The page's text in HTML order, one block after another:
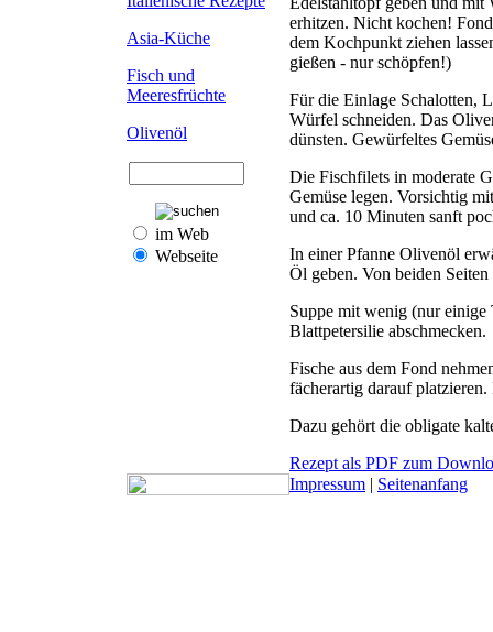
Asia-Küche
Fisch und
Meeresfrüchte
Olivenöl
im Web
Webseite
erhitzen. Nicht kochen!
dem Kochpunkt ziehen
gießen - nur schöpfen!)
Für die Einlage Schalotten,
Würfel schneiden. Das
dünsten. Gewürfeltes
Die Fischfilets in moderate
Gemüse legen. Vorsichtig
und ca. 10 Minuten sanft
In einer Pfanne Olivenöl
Öl geben. Von beiden
Suppe mit wenig (nur einige
Blattpetersilie abschmecken.
Fische aus dem Fond
fächerartig darauf
Dazu gehört die obligate
Rezept als PDF zum
Impressum | Seitenanfang